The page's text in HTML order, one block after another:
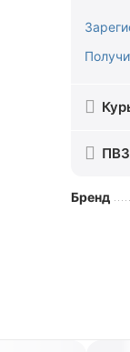
Бренд